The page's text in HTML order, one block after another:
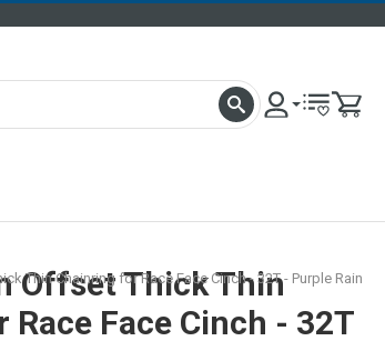
Thin Chainring for Race Face Cinch - 32T - Purple Rain
Offset Thick Thin
Face Cinch - 32T